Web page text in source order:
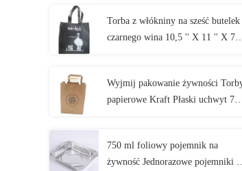
na zawiasach Jednorazowy
plastikowy kubek PP
Torba z włókniny na sześć butelek
czarnego wina 10,5 '' X 11 '' X 7,5
Wyjmij pakowanie żywności
papierowe Kraft Płaski uchwyt 7
750 ml foliowy pojemnik na
żywność Jednorazowe pojemniki z